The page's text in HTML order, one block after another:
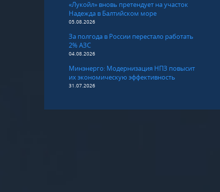
«Лукойл» вновь претендует на участок
Надежда в Балтийском море
05.08.2026
За полгода в России перестало работать
2% АЗС
04.08.2026
Минэнерго: Модернизация НПЗ повысит
их экономическую эффективность
31.07.2026